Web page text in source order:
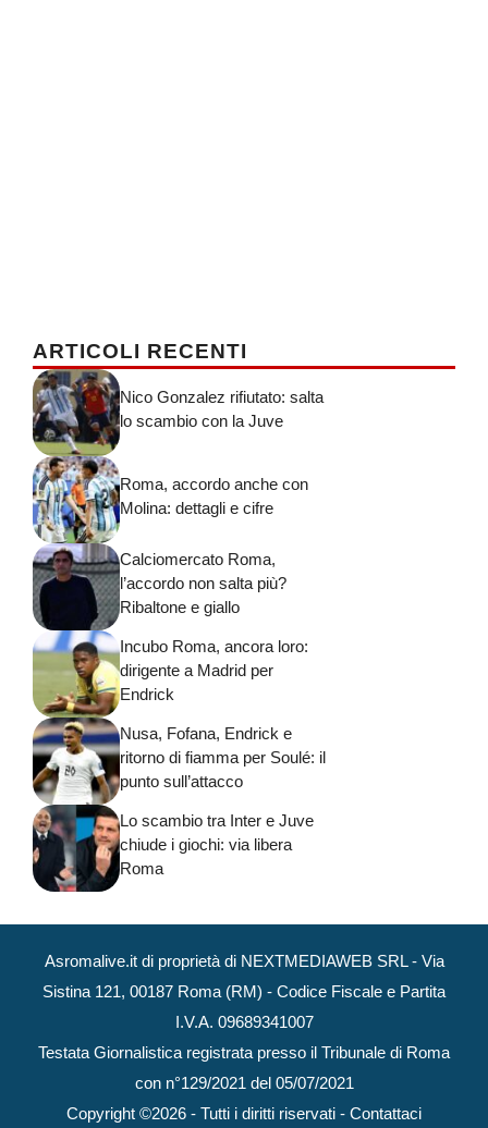
ARTICOLI RECENTI
Nico Gonzalez rifiutato: salta
lo scambio con la Juve
Roma, accordo anche con
Molina: dettagli e cifre
Calciomercato Roma,
l’accordo non salta più?
Ribaltone e giallo
Incubo Roma, ancora loro:
dirigente a Madrid per
Endrick
Nusa, Fofana, Endrick e
ritorno di fiamma per Soulé: il
punto sull’attacco
Lo scambio tra Inter e Juve
chiude i giochi: via libera
Roma
Asromalive.it di proprietà di NEXTMEDIAWEB SRL - Via
Sistina 121, 00187 Roma (RM) - Codice Fiscale e Partita
I.V.A. 09689341007
Testata Giornalistica registrata presso il Tribunale di Roma
con n°129/2021 del 05/07/2021
Copyright ©2026 - Tutti i diritti riservati - Contattaci